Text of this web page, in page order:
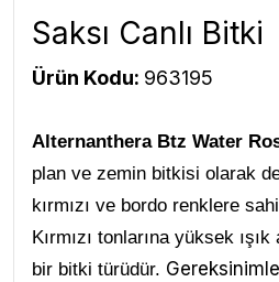
Saksı Canlı Bitki
Ürün Kodu: 963195
Alternanthera Btz Water
plan ve zemin bitkisi olarak
kırmızı ve bordo renklere
Kırmızı tonlarına yüksek
bir bitki türüdür.